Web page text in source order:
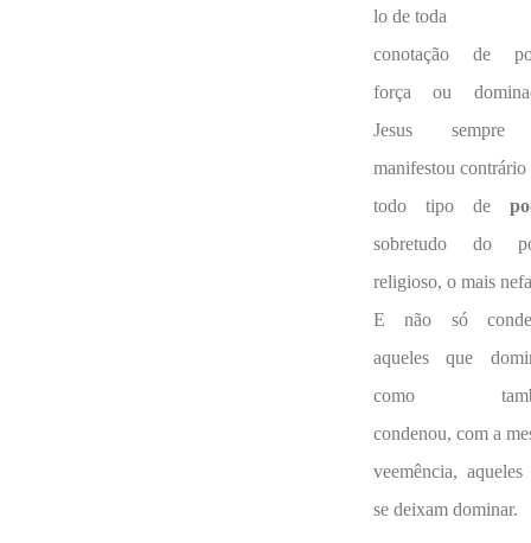
lo de toda
conotação de
força ou
Jesus
manifestou contrário
todo tipo de
sobretudo do
religioso, o mais
E não só
aqueles que
como
condenou, com a
veemência, aqueles
se deixam dominar.